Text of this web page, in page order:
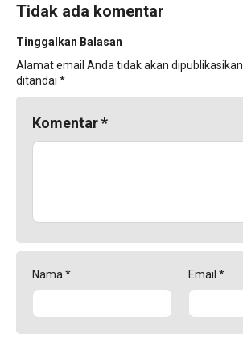
Tidak ada komentar
Tinggalkan Balasan
Alamat email Anda tidak akan dipublikasikan.
ditandai *
Komentar*
Nama * Email *